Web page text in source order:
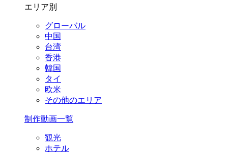
エリア別
グローバル
中国
台湾
香港
韓国
タイ
欧米
その他のエリア
制作動画一覧
観光
ホテル